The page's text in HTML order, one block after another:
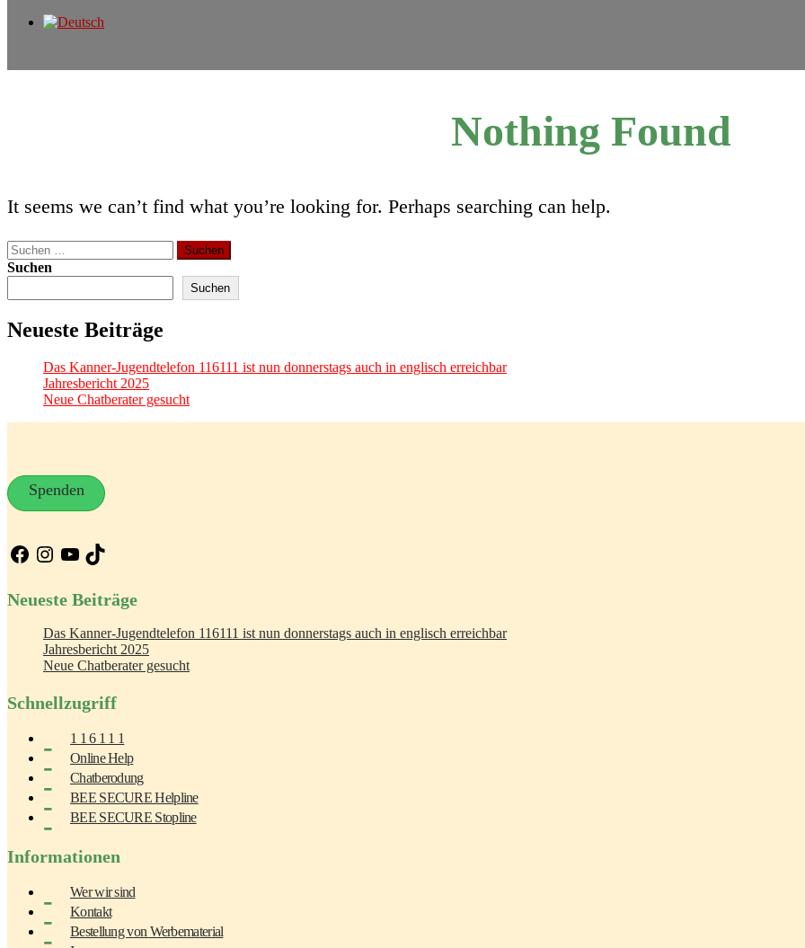
Nothing Found
It seems we can’t find what you’re looking for. Perhaps searching can help.
Suchen
nach:
Suchen
Suchen
Neueste Beiträge
Das Kanner-Jugendtelefon 116111 ist nun donnerstags auch in englisch erreichbar
Jahresbericht 2025
Neue Chatberater gesucht
Spenden
Facebook
Instagram
YouTube
TikTok
Neueste Beiträge
Das Kanner-Jugendtelefon 116111 ist nun donnerstags auch in englisch erreichbar
Jahresbericht 2025
Neue Chatberater gesucht
Schnellzugriff
1 1 6 1 1 1
Online Help
Chatberodung
BEE SECURE Helpline
BEE SECURE Stopline
Informationen
Wer wir sind
Kontakt
Bestellung von Werbematerial